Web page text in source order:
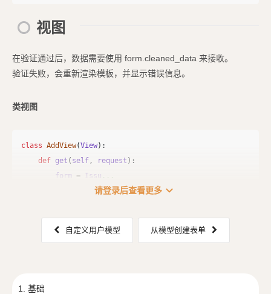
视图
在验证通过后，数据需要使用 form.cleaned_data 来接收。
验证失败，会重新渲染模板，并显示错误信息。
类视图
class AddView(View):
def get ( self , request ):
form
= Issu
请登录后查看更多 expand_more
自定义用户模型 从模型创建表单
1. 基础